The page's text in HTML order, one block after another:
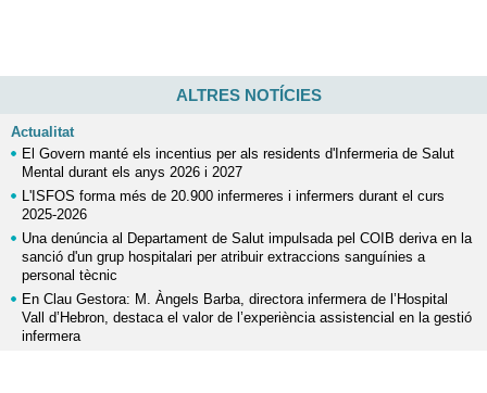
ALTRES NOTÍCIES
Actualitat
El Govern manté els incentius per als residents d'Infermeria de Salut
Mental durant els anys 2026 i 2027
L'ISFOS forma més de 20.900 infermeres i infermers durant el curs
2025-2026
Una denúncia al Departament de Salut impulsada pel COIB deriva en la
sanció d'un grup hospitalari per atribuir extraccions sanguínies a
personal tècnic
En Clau Gestora: M. Àngels Barba, directora infermera de l’Hospital
Vall d’Hebron, destaca el valor de l’experiència assistencial en la gestió
infermera